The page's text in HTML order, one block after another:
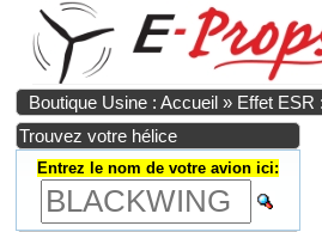
Boutique Usine : Accueil » Effet ESR
Trouvez votre hélice
Entrez le nom de votre avion ici: